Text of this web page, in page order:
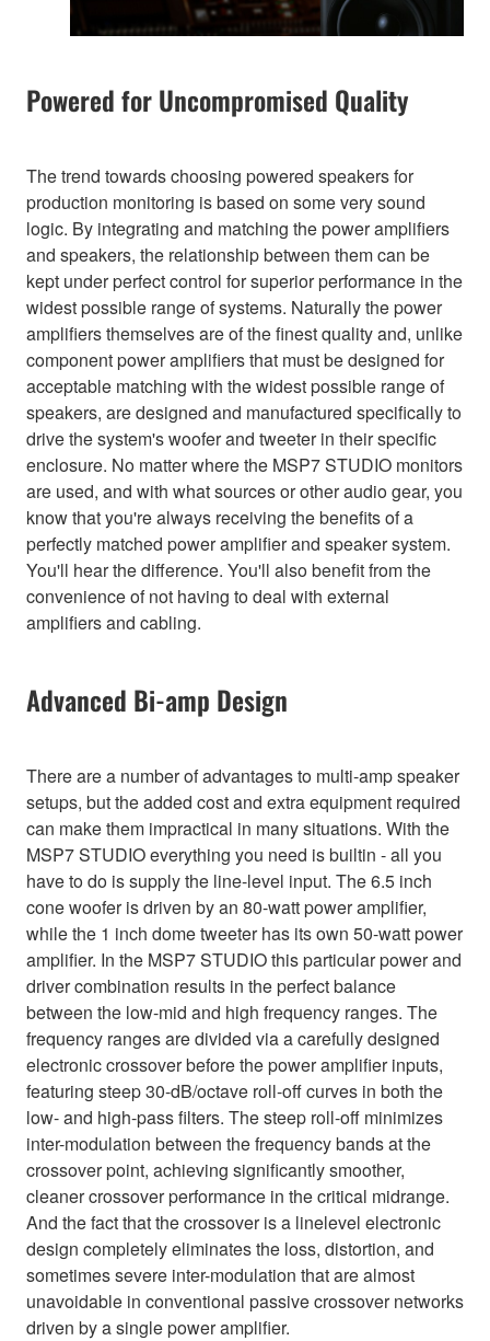
Powered for Uncompromised Quality
The trend towards choosing powered speakers for
production monitoring is based on some very sound
logic. By integrating and matching the power amplifiers
and speakers, the relationship between them can be
kept under perfect control for superior performance in the
widest possible range of systems. Naturally the power
amplifiers themselves are of the finest quality and, unlike
component power amplifiers that must be designed for
acceptable matching with the widest possible range of
speakers, are designed and manufactured specifically to
drive the system's woofer and tweeter in their specific
enclosure. No matter where the MSP7 STUDIO monitors
are used, and with what sources or other audio gear, you
know that you're always receiving the benefits of a
perfectly matched power amplifier and speaker system.
You'll hear the difference. You'll also benefit from the
convenience of not having to deal with external
amplifiers and cabling.
Advanced Bi-amp Design
There are a number of advantages to multi-amp speaker
setups, but the added cost and extra equipment required
can make them impractical in many situations. With the
MSP7 STUDIO everything you need is builtin - all you
have to do is supply the line-level input. The 6.5 inch
cone woofer is driven by an 80-watt power amplifier,
while the 1 inch dome tweeter has its own 50-watt power
amplifier. In the MSP7 STUDIO this particular power and
driver combination results in the perfect balance
between the low-mid and high frequency ranges. The
frequency ranges are divided via a carefully designed
electronic crossover before the power amplifier inputs,
featuring steep 30-dB/octave roll-off curves in both the
low- and high-pass filters. The steep roll-off minimizes
inter-modulation between the frequency bands at the
crossover point, achieving significantly smoother,
cleaner crossover performance in the critical midrange.
And the fact that the crossover is a linelevel electronic
design completely eliminates the loss, distortion, and
sometimes severe inter-modulation that are almost
unavoidable in conventional passive crossover networks
driven by a single power amplifier.